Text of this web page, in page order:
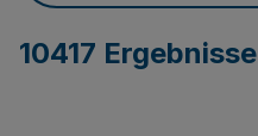
10417 Ergebnisse